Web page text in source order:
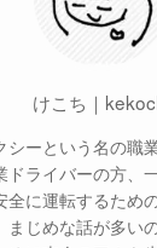
けこち｜
シーという名の職
ドライバーの方、
全に運転するため
まじめな話が多い